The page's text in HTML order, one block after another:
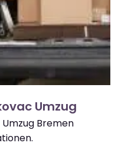
Umzug
Bremen